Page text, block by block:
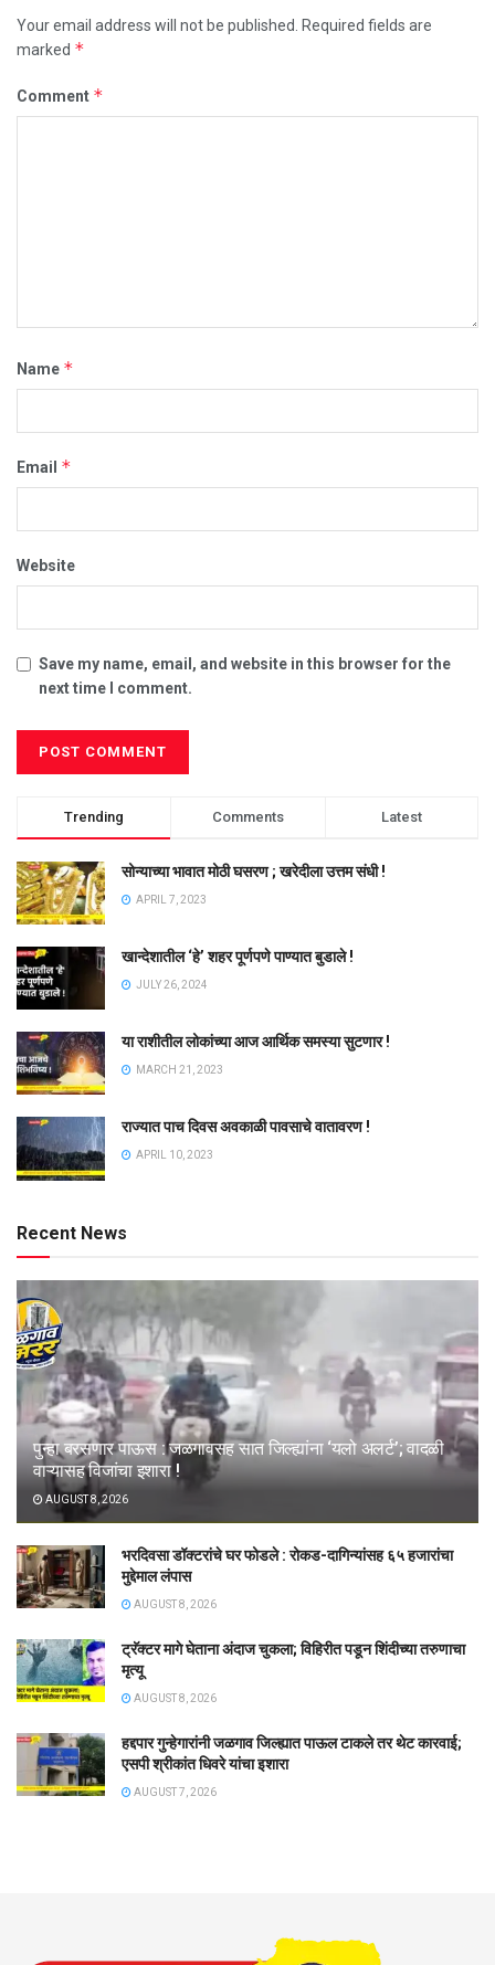
Your email address will not be published.
Required fields are
marked *
Comment *
Name *
Email *
Website
Save my name, email, and website in this browser for the
next time I comment.
Trending Comments Latest
सोन्याच्या भावात मोठी घसरण ; खरेदीला उत्तम संधी !
APRIL 7, 2023
खान्देशातील ‘हे’ शहर पूर्णपणे पाण्यात बुडाले !
JULY 26, 2024
या राशीतील लोकांच्या आज आर्थिक समस्या सुटणार !
MARCH 21, 2023
राज्यात पाच दिवस अवकाळी पावसाचे वातावरण !
APRIL 10, 2023
Recent News
पुन्हा बरसणार पाऊस : जळगावसह सात जिल्ह्यांना ‘यलो अलर्ट’; वादळी
वाऱ्यासह विजांचा इशारा !
AUGUST 8, 2026
भरदिवसा डॉक्टरांचे घर फोडले : रोकड-दागिन्यांसह ६५ हजारांचा
मुद्देमाल लंपास
AUGUST 8, 2026
ट्रॅक्टर मागे घेताना अंदाज चुकला; विहिरीत पडून शिंदीच्या तरुणाचा
मृत्यू
AUGUST 8, 2026
हद्दपार गुन्हेगारांनी जळगाव जिल्ह्यात पाऊल टाकले तर थेट कारवाई;
एसपी श्रीकांत धिवरे यांचा इशारा
AUGUST 7, 2026